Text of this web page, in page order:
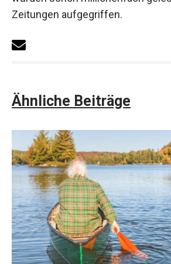
Zeitungen aufgegriffen.
Ähnliche Beiträge